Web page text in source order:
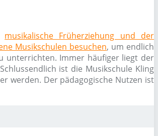
musikalische Früherziehung und der
Musikschulen besuchen, um endlich
unterrichten. Immer häufiger liegt der
ist die Musikschule Kling
werden. Der pädagogische Nutzen ist